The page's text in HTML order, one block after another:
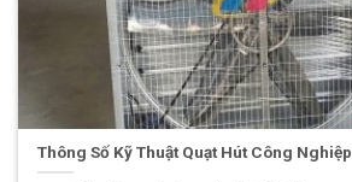
Thông Số Kỹ Thuật Quạt Hút Công